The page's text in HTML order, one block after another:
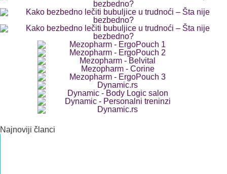
Najnoviji članci